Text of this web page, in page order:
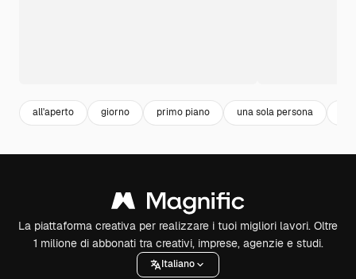
all'aperto giorno primo piano una sola persona
La piattaforma creativa per realizzare i tuoi migliori lavori. Oltre
1 milione di abbonati tra creativi, imprese, agenzie e studi.
Italiano